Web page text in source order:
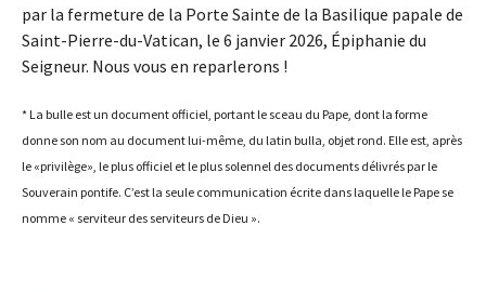
par la fermeture de la Porte Sainte de la Basilique papale de
Saint-Pierre-du-Vatican, le 6 janvier 2026, Épiphanie du
Seigneur. Nous vous en reparlerons !
* La bulle est un document officiel, portant le sceau du Pape, dont la forme
donne son nom au document lui-même, du latin bulla, objet rond. Elle est, après
le «privilège», le plus officiel et le plus solennel des documents délivrés par le
Souverain pontife. C’est la seule communication écrite dans laquelle le Pape se
nomme « serviteur des serviteurs de Dieu ».